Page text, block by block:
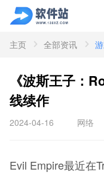
资讯
新闻 攻略
主页 全部资讯
《波斯王子：
线续作
2024-04-16 网络
Evil Empire最近在